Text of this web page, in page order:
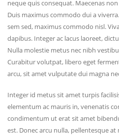
neque quis consequat. Maecenas
Duis maximus commodo dui a
sem sed, maximus commodo nisl.
dapibus. Integer ac lacus laoreet,
Nulla molestie metus nec nibh
Curabitur volutpat, libero eget
arcu, sit amet vulputate dui magna
Integer id metus sit amet turpis
elementum ac mauris in, venenatis
condimentum ut erat sit amet
est. Donec arcu nulla, pellentesque